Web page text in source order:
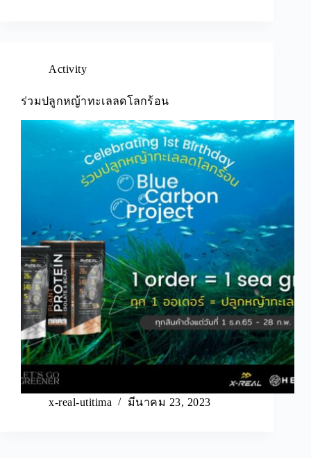
Activity
ร่วมปลูกหญ้าทะเลลดโลกร้อน
x-real-utitima มีนาคม 23, 2023